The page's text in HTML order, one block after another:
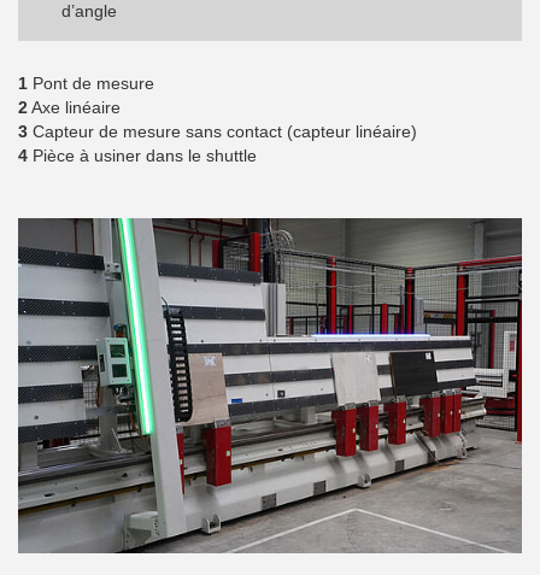
d’angle
1 Pont de mesure
2Axe linéaire
3 Capteur de mesure sans contact (capteur linéaire)
4 Pièce à usiner dans le shuttle